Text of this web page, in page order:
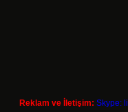
Reklam ve İletişim: Skype: